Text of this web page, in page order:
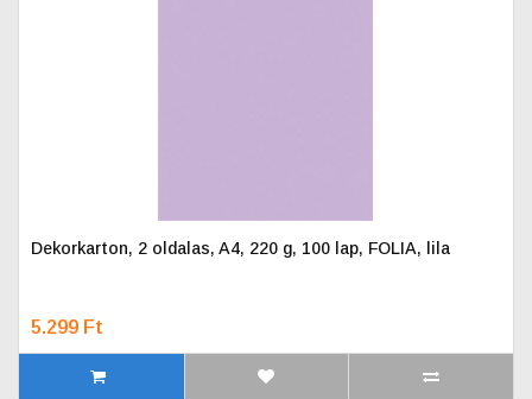
Dekorkarton, 2 oldalas, A4, 220 g, 100 lap, FOLIA, lila
5.299 Ft